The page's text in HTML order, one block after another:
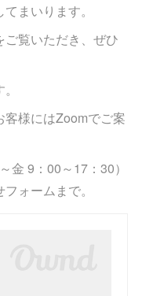
まいります。
覧いただき、ぜひ
様にはZoomでご案
金 9：00～17：30）
ォームまで。